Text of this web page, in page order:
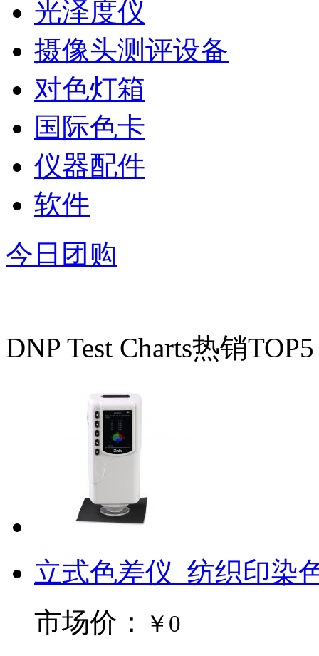
光泽度仪
摄像头测评设备
对色灯箱
国际色卡
仪器配件
软件
今日团购
DNP Test Charts热销TOP5
立式色差仪_纺织印染
市场价：
￥0